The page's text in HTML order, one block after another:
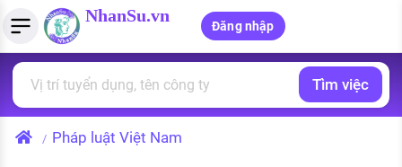
NhanSu.vn
Đăng nhập
Tìm việc làm
Việc làm ngành luật
Quản lý CV
Tải CV lên
Tính lương Gross - Net
Tính thuế thu nhập cá nhân
PHÁP LUẬT VIỆT NAM
Văn bản pháp luật
Tìm việc
/ Pháp luật Việt Nam